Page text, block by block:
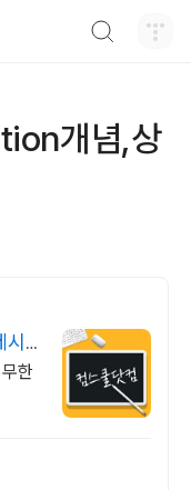
개념,상
한